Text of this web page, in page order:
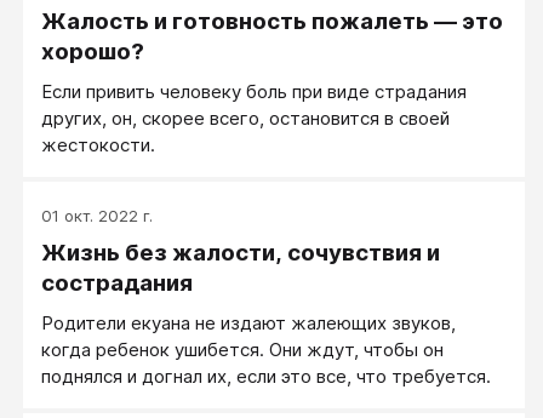
Жалость и готовность пожалеть — это
хорошо?
Если привить человеку боль при виде страдания
других, он, скорее всего, остановится в своей
жестокости.
01 окт. 2022 г.
Жизнь без жалости, сочувствия и
сострадания
Родители екуана не издают жалеющих звуков,
когда ребенок ушибется. Они ждут, чтобы он
поднялся и догнал их, если это все, что требуется.